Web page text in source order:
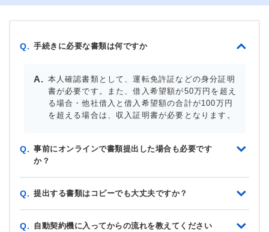
Q. 手続きに必要な書類は何ですか
本人確認書類として、運転免許証などの身分証明
書が必要です。また、借入希望額が50万円を超え
る場合・他社借入と借入希望額の合計が100万円
を超える場合は、収入証明書が必要となります。
Q. 事前にオンラインで書類提出した場合も必要です
か？
Q. 提出する書類はコピーでも大丈夫ですか？
Q. 自動契約機に入ってからの流れを教えてください